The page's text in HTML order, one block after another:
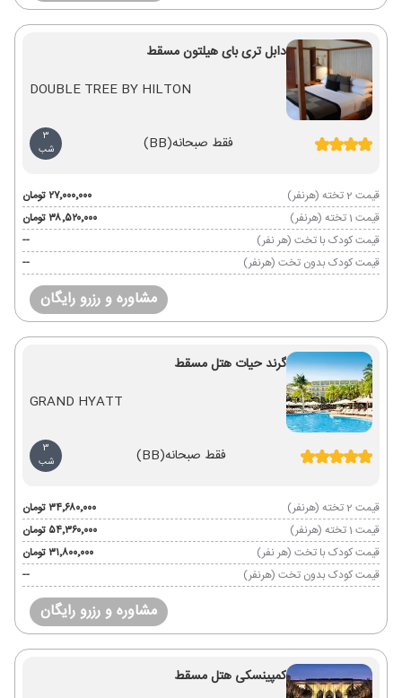
دابل تری بای هیلتون مسقط
DOUBLE TREE BY HILTON
فقط صبحانه(BB)
3
شب
قیمت 2 تخته (هرنفر)
۲۷٬۰۰۰٬۰۰۰ تومان
قیمت 1 تخته (هرنفر)
۳۸٬۵۲۰٬۰۰۰ تومان
قیمت کودک با تخت (هر نفر)
--
قیمت کودک بدون تخت (هرنفر)
--
مشاوره و رزرو رایگان
گرند حیات هتل مسقط
GRAND HYATT
فقط صبحانه(BB)
3
شب
قیمت 2 تخته (هرنفر)
۳۴٬۶۸۰٬۰۰۰ تومان
قیمت 1 تخته (هرنفر)
۵۴٬۳۶۰٬۰۰۰ تومان
قیمت کودک با تخت (هر نفر)
۳۱٬۸۰۰٬۰۰۰ تومان
قیمت کودک بدون تخت (هرنفر)
--
مشاوره و رزرو رایگان
کمپینسکی هتل مسقط